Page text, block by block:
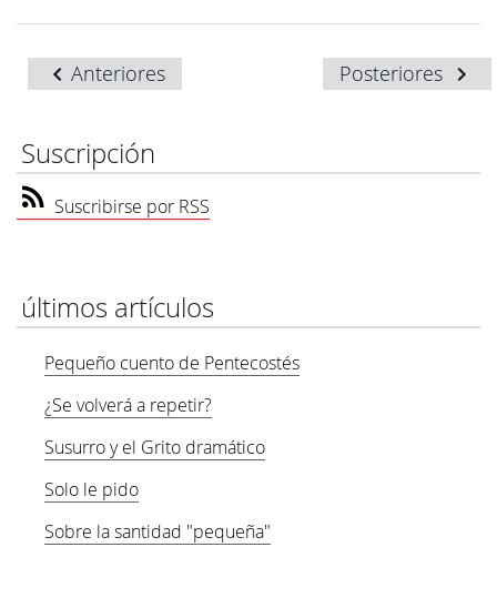
Posteriores
Anteriores
Suscripción
Suscribirse por RSS
últimos artículos
Pequeño cuento de Pentecostés
¿Se volverá a repetir?
Susurro y el Grito dramático
Solo le pido
Sobre la santidad "pequeña"